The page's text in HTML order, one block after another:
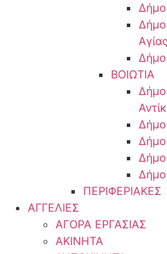
ΒΟΙΩΤΙΑ
ΠΕΡΙΦΕΡΙΑΚΕΣ
ΑΓΓΕΛΙΕΣ
ΑΓΟΡΑ ΕΡΓΑΣΙΑΣ
ΑΚΙΝΗΤΑ